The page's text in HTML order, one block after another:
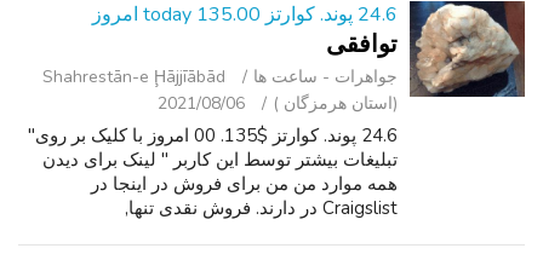
24.6 پوند. کوارتز today 135.00 امروز
توافقی
جواهرات - ساعت ‌ها
Shahrestān-e Ḩājjīābād
(استان هرمزگان )
2021/08/06
24.6 پوند. کوارتز $135. 00 امروز با کلیک بر روی"
تبلیغات بیشتر توسط این کاربر " لینک برای دیدن
همه موارد من من برای فروش در اینجا در
Craigslist در دارند. فروش نقدی تنها,